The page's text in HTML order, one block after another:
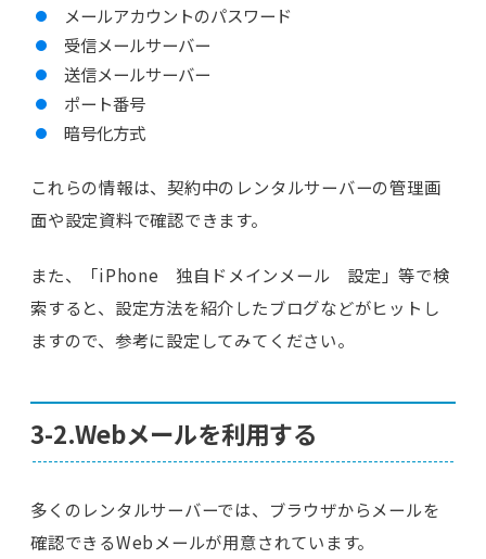
メールアカウントのパスワード
受信メールサーバー
送信メールサーバー
ポート番号
暗号化方式
これらの情報は、契約中のレンタルサーバーの管理画
面や設定資料で確認できます。
また、「iPhone 独自ドメインメール 設定」等で検
索すると、設定方法を紹介したブログなどがヒットし
ますので、参考に設定してみてください。
3-2.Webメールを利用する
多くのレンタルサーバーでは、ブラウザからメールを
確認できるWebメールが用意されています。